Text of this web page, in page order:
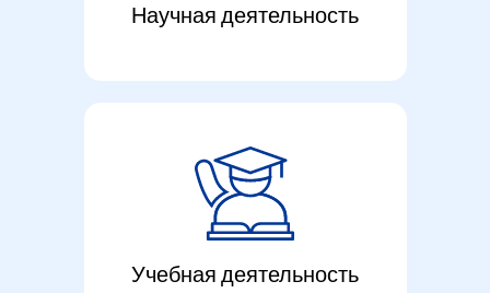
Научная деятельность
Учебная деятельность